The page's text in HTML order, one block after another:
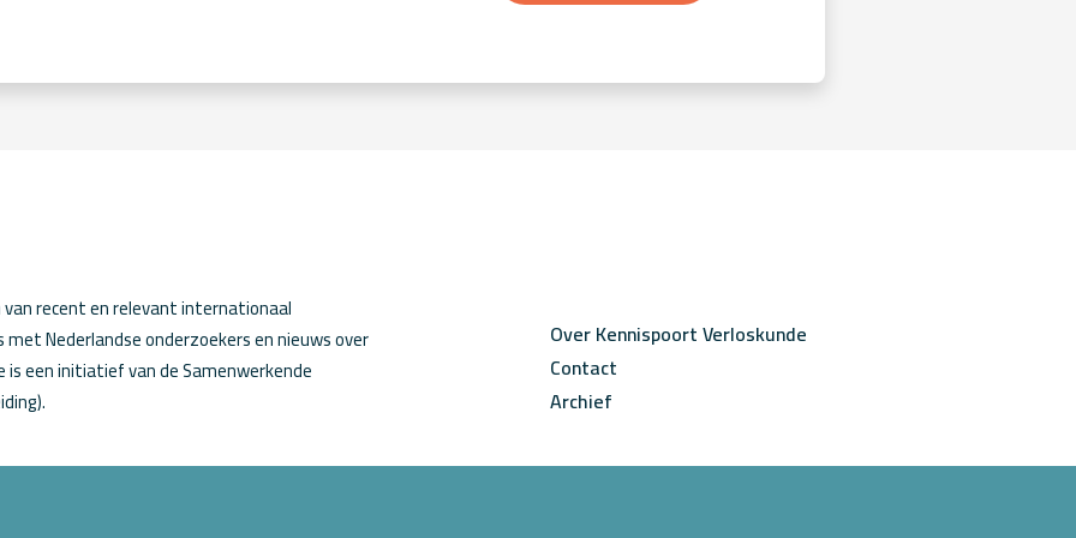
recent en relevant internationaal
Nederlandse onderzoekers en nieuws over
is een initiatief van de Samenwerkende
Over Kennispoort Verloskunde
Contact
Archief